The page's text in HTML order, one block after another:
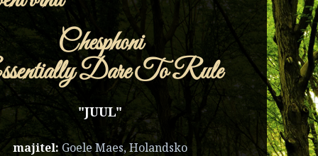
Chesphoni
Dare To Rule
"JUUL"
majitel: Goele Maes, Holandsko